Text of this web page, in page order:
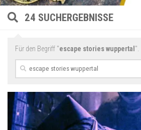
24 SUCHERGEBNISSE
Für den Begriff "escape stories wuppertal ".
Suchen